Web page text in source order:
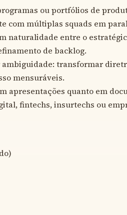
ou portfólios de
com múltiplas squads em
naturalidade entre o
de backlog.
transformar
mensuráveis.
apresentações quanto em
fintechs, insurtechs ou